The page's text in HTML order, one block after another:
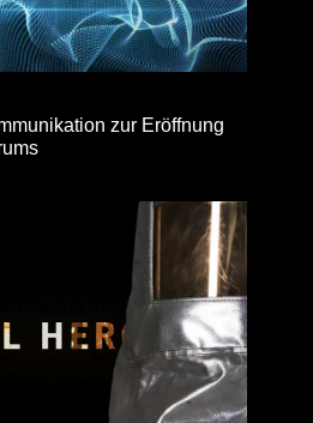
zur Eröffnung